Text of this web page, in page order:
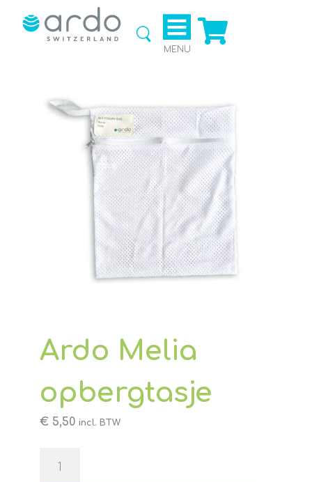
MENU
Ardo Melia
opbergtasje
€ 5,50 incl. BTW
Melia